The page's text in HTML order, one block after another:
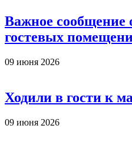
Важное сообщение
гостевых
09 июня 2026
Ходили в гости к
09 июня 2026